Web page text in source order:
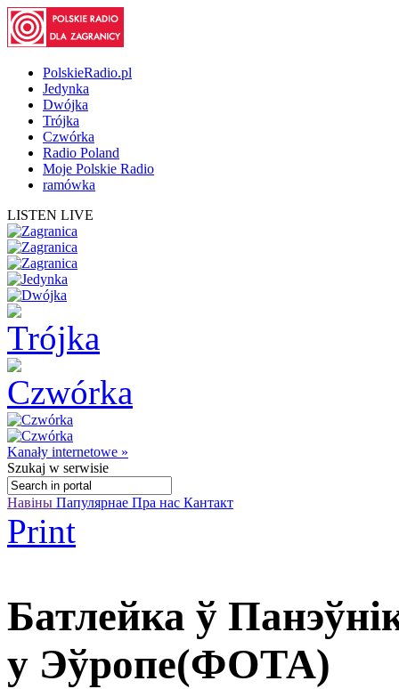
PolskieRadio.pl
Jedynka
Dwójka
Trójka
Czwórka
Radio Poland
Moje Polskie Radio
ramówka
LISTEN LIVE
Kanały internetowe »
Szukaj w serwisie
Навіны Папулярнае Пра нас Кантакт
Print
Батлейка ў
у Эўропе(ФОТА)